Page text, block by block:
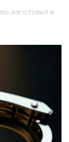
изготовил и